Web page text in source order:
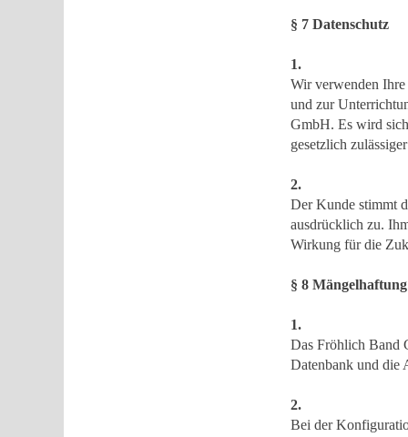
§ 7 Datenschutz
1.
Wir verwenden
und zur
GmbH. Es wird
gesetzlich
2.
Der Kunde stimmt
ausdrücklich zu.
Wirkung für die
§ 8 Mängelhaftung
1.
Das Fröhlich Band
Datenbank und die
2.
Bei der